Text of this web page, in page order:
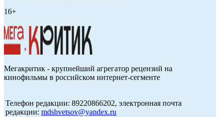
16+
Мегакритик - крупнейший агрегатор рецензий на
кинофильмы в российском интернет-сегменте
Телефон редакции: 89220866202, электронная почта
редакции: mdshvetsov@yandex.ru